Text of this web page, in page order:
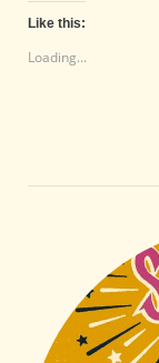
Like this:
Loading...